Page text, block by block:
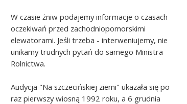
W czasie żniw podajemy informacje o czasach
oczekiwań przed zachodniopomorskimi
elewatorami. Jeśli trzeba - interweniujemy, nie
unikamy trudnych pytań do samego Ministra
Rolnictwa.
Audycja "Na szczecińskiej ziemi" ukazała się po
raz pierwszy wiosną 1992 roku, a 6 grudnia